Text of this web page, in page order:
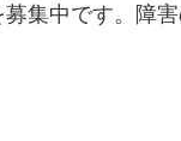
集中です。障